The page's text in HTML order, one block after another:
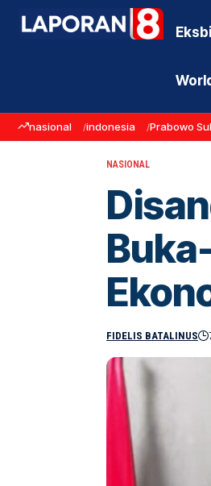
nasional indonesia Prabowo
NASIONAL
FIDELIS BATALINUS